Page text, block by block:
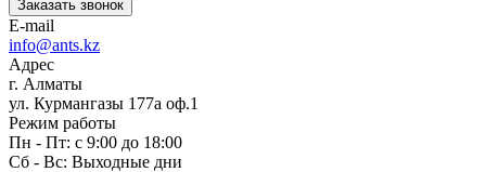
Заказать звонок
E-mail
info@ants.kz
Адрес
г. Алматы
ул. Курмангазы 177а оф.1
Режим работы
Пн - Пт: с 9:00 до 18:00
Сб - Вс: Выходные дни